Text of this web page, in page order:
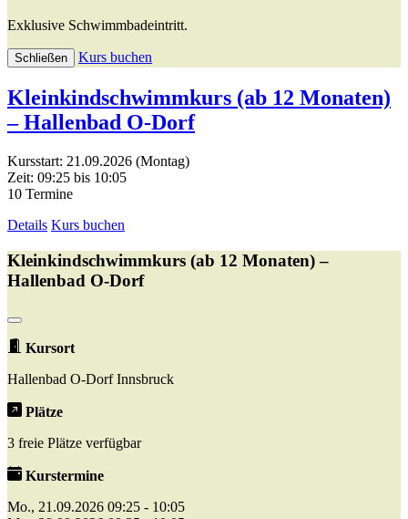
Exklusive Schwimmbadeintritt.
Schließen Kurs buchen
Kleinkindschwimmkurs (ab 12 Monaten)
– Hallenbad O-Dorf
Kursstart: 21.09.2026 (Montag)
Zeit: 09:25 bis 10:05
10 Termine
Details Kurs buchen
Kleinkindschwimmkurs (ab 12 Monaten) –
Hallenbad O-Dorf
Kursort
Hallenbad O-Dorf Innsbruck
Plätze
3 freie Plätze verfügbar
Kurstermine
Mo., 21.09.2026 09:25 - 10:05